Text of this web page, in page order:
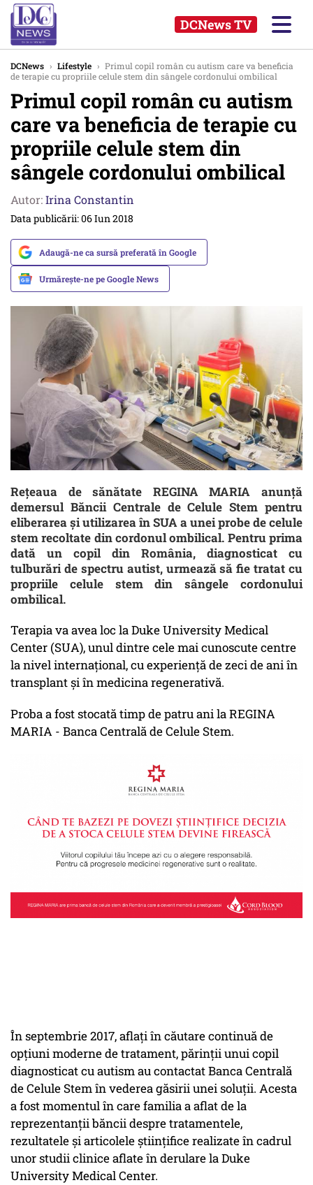
DCNews TV
DCNews › Lifestyle › Primul copil român cu autism care va beneficia
de terapie cu propriile celule stem din sângele cordonului ombilical
Primul copil român cu autism
care va beneficia de terapie cu
propriile celule stem din
sângele cordonului ombilical
Autor:Irina Constantin
Data publicării: 06 Iun 2018
Adaugă-ne ca sursă preferată în Google
Urmărește-ne pe Google News
Rețeaua de sănătate REGINA MARIA anunță
demersul Băncii Centrale de Celule Stem pentru
eliberarea și utilizarea în SUA a unei probe de celule
stem recoltate din cordonul ombilical. Pentru prima
dată un copil din România, diagnosticat cu
tulburări de spectru autist, urmează să fie tratat cu
propriile celule stem din sângele cordonului
ombilical.
Terapia va avea loc la Duke University Medical
Center (SUA), unul dintre cele mai cunoscute centre
la nivel internațional, cu experiență de zeci de ani în
transplant și în medicina regenerativă.
Proba a fost stocată timp de patru ani la REGINA
MARIA - Banca Centrală de Celule Stem.
În septembrie 2017, aflați în căutare continuă de
opțiuni moderne de tratament, părinții unui copil
diagnosticat cu autism au contactat Banca Centrală
de Celule Stem în vederea găsirii unei soluții. Acesta
a fost momentul în care familia a aflat de la
reprezentanții băncii despre tratamentele,
rezultatele și articolele științifice realizate în cadrul
unor studii clinice aflate în derulare la Duke
University Medical Center.